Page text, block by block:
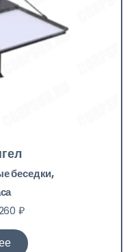
беседки,
₽